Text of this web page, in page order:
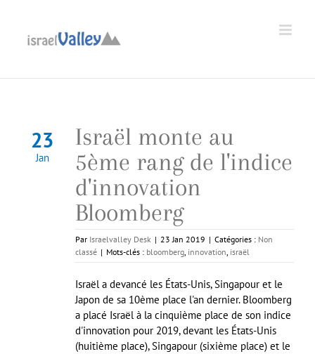
Ouvrir la barre d’outils
contenu
23
Jan
Israël monte au
5ème rang de l'indice
d'innovation
Bloomberg
Par Israelvalley Desk | 23 Jan 2019 | Catégories : Non
classé | Mots-clés : bloomberg, innovation, israël
Israël a devancé les États-Unis, Singapour et le
Japon de sa 10ème place l'an dernier. Bloomberg
a placé Israël à la cinquième place de son indice
d'innovation pour 2019, devant les États-Unis
(huitième place), Singapour (sixième place) et le